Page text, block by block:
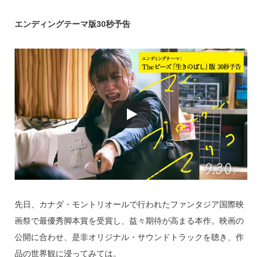
エンディングテーマ版30秒予告
先日、カナダ・モントリオールで行われたファンタジア国際映
画祭で最優秀脚本賞を受賞し、益々期待が高まる本作。映画の
公開に合わせ、是非オリジナル・サウンドトラックを聴き、作
品の世界観に浸ってみては。